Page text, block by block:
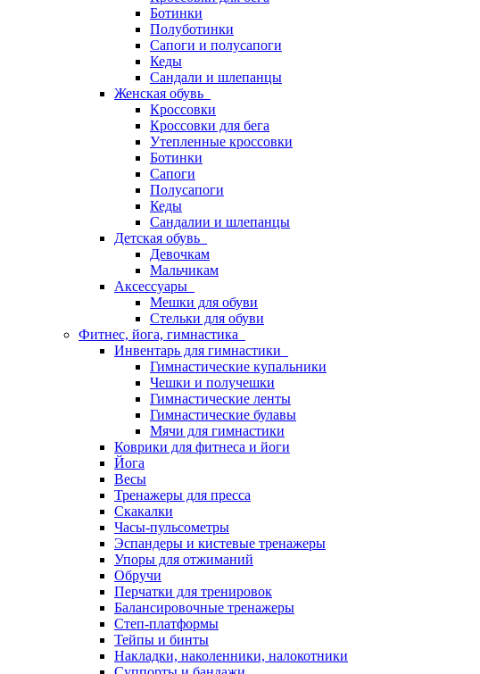
Ботинки
Полуботинки
Сапоги и полусапоги
Кеды
Сандали и шлепанцы
Женская обувь
Кроссовки
Кроссовки для бега
Утепленные кроссовки
Ботинки
Сапоги
Полусапоги
Кеды
Сандалии и шлепанцы
Детская обувь
Девочкам
Мальчикам
Аксессуары
Мешки для обуви
Стельки для обуви
Фитнес, йога, гимнастика
Инвентарь для гимнастики
Гимнастические купальники
Чешки и получешки
Гимнастические ленты
Гимнастические булавы
Мячи для гимнастики
Коврики для фитнеса и йоги
Йога
Весы
Тренажеры для пресса
Скакалки
Часы-пульсометры
Эспандеры и кистевые тренажеры
Упоры для отжиманий
Обручи
Перчатки для тренировок
Балансировочные тренажеры
Степ-платформы
Тейпы и бинты
Накладки, наколенники, налокотники